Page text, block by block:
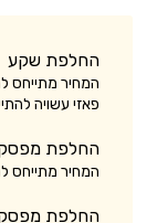
החלפת שקע
המחיר מתייחס
פאזי עשויה
החלפת
המחיר מתייחס
החלפת מפסק